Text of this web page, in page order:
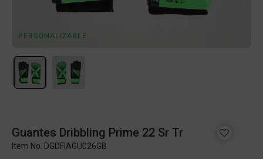
PERSONALIZABLE
Guantes Dribbling Prime 22 Sr Tr
Item No. DGDFIAGU026GB